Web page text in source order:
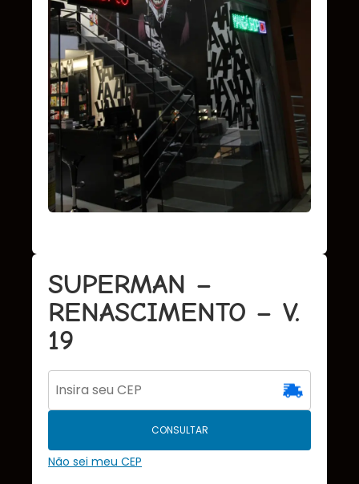
SUPERMAN –
RENASCIMENTO – V.
19
CONSULTAR
Não sei meu CEP